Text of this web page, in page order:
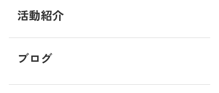
活動紹介
ブログ